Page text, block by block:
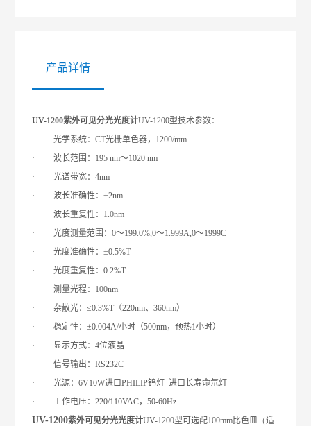
产品详情
UV-1200紫外可见分光光度计UV-1200型技术参数：
·
光学系统：CT光栅单色器， 1200/mm
·
波长范围： 195 nm～1020 nm
·
光谱带宽：4nm
·
波长准确性：±2nm
·
波长重复性： 1.0nm
·
光度测量范围：0～199.0%,0～1.999A,0～1999C
·
光度准确性：±0.5%T
·
光度重复性：0.2%T
·
测量光程： 100nm
·
杂散光：≤0.3%T （220nm、360nm）
·
稳定性：±0.004A/小时（500nm，预热1小时）
·
显示方式：4位液晶
·
信号输出：RS232C
·
光源：6V10W进口PHILIP钨灯
进口长寿命氘灯
·
工作电压：220/110VAC，50-60Hz
UV-1200紫外可见分光光度计UV-1200型 可选配100mm比色皿 （适